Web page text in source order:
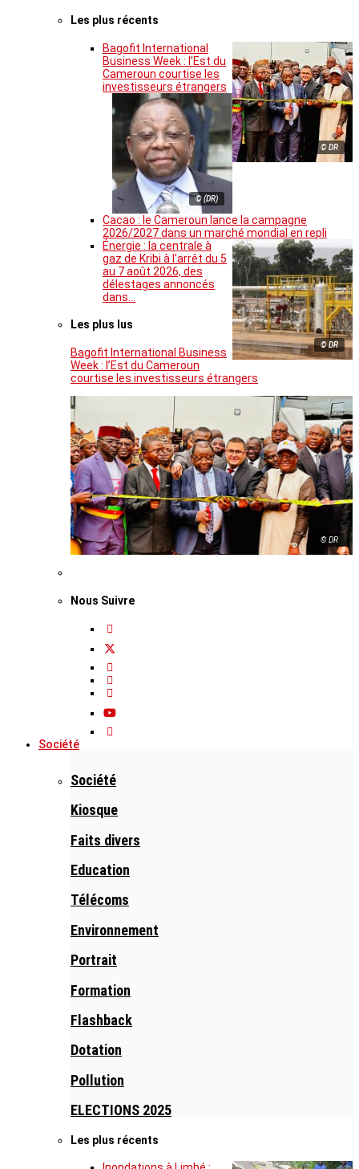
Les plus récents
© DR
Bagofit International
Business Week : l’Est du
Cameroun courtise les
investisseurs étrangers
© (DR)
Cacao : le Cameroun lance la campagne
2026/2027 dans un marché mondial en repli
© DR
Énergie : la centrale à
gaz de Kribi à l’arrêt du 5
au 7 août 2026, des
délestages annoncés
dans…
Les plus lus
Bagofit International Business
Week : l’Est du Cameroun
courtise les investisseurs étrangers
© DR
Nous Suivre
Société
Société
Kiosque
Faits divers
Education
Télécoms
Environnement
Portrait
Formation
Flashback
Dotation
Pollution
ELECTIONS 2025
Les plus récents